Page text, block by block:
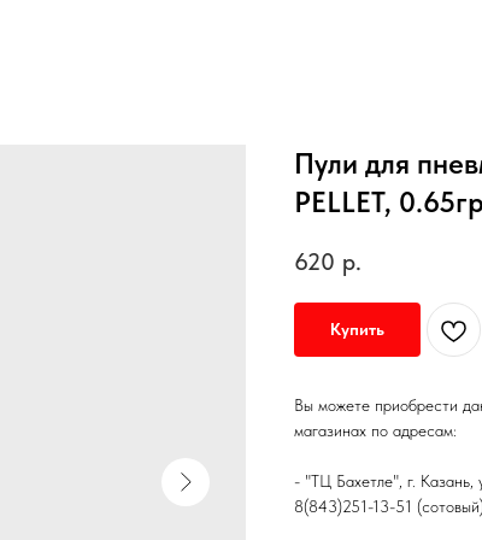
Пули для
PELLET,
620 р.
Купить
Вы можете приобрести
магазинах по адресам:
- "ТЦ Бахетле", г. Казань,
8(843)251-13-51